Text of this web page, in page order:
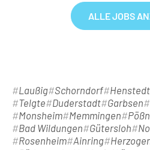
ALLE JOBS
Laußig Schorndorf
Telgte
Duderstadt Garbsen
Monsheim Memmingen
Bad Wildungen
Gütersloh
Rosenheim Ainring